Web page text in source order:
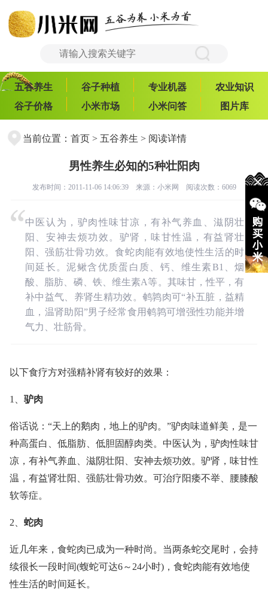
五谷养生 谷子种植 专业机器
农业知识
谷子价格
小米市场 小米问答 图片库
当前位置： 首页> 五谷养生 > 阅读详情
男性养生必知的5种壮阳肉
发布时间：2011-11-06 14:06:39 来源： 小米网 阅读次数：6069
中医认为，驴肉性味甘凉，有补气养血、滋阴壮
阳、安神去烦功效。驴肾，味甘性温，有益肾壮
阳、强筋壮骨功效。食蛇肉能有效地使性生活的时
间延长。泥鳅含优质蛋白质、钙、维生素B1、烟
酸、脂肪、磷、铁、维生素A等。其味甘，性平，有
补中益气、养肾生精功效。鹌鹑肉可“补五脏，益精
血，温肾助阳”男子经常食用鹌鹑可增强性功能并增
气力、壮筋骨。
以下食疗方对强精补肾有较好的效果：
1、 驴肉
俗话说：“天上的鹅肉，地上的驴肉。”驴肉味道鲜美，是一
种高蛋白、低脂肪、低胆固醇肉类。中医认为，驴肉性味甘
凉，有补气养血、滋阴壮阳、安神去烦功效。驴肾，味甘性
温，有益肾壮阳、强筋壮骨功效。可治疗阳痿不举、腰膝酸
软等症。
2、 蛇肉
近几年来，食蛇肉已成为一种时尚。当两条蛇交尾时，会持
续很长一段时间(蝮蛇可达6～24小时)，食蛇肉能有效地使
性生活的时间延长。